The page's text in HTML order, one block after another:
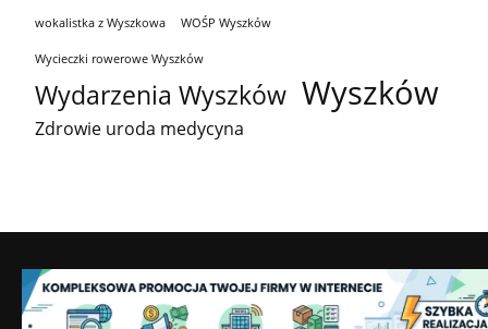
wokalistka z Wyszkowa WOŚP Wyszków
Wycieczki rowerowe Wyszków
Wydarzenia Wyszków Wyszków
Zdrowie uroda medycyna